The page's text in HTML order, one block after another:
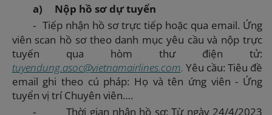
a)
Nộp hồ sơ dự tuyển
- Tiếp nhận hồ sơ trực tiếp hoặc qua email. Ứng
viên scan hồ sơ theo danh mục yêu cầu và nộp trực
tuyến qua hòm thư điện tử:
tuyendung.asoc@vietnamairlines.com. Yêu cầu: Tiêu đề
email ghi theo cú pháp: Họ và tên ứng viên - Ứng
tuyển vị trí Chuyên viên….
-
Thời gian nhận hồ sơ: Từ ngày 24/4/2023